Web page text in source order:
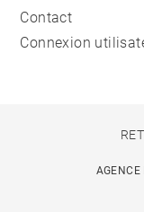
Contact
Connexion
AGENCE